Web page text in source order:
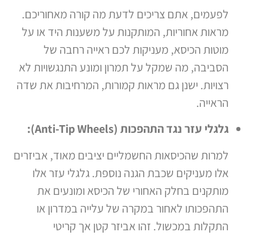
לפעמים, אתם צריכים לדעת מה קורה מאחוריכם.
מראות אחוריות, המותקנות על משענות היד או על
מוטות הכיסא, מעניקות לכם ראייה רחבה של
הסביבה, מה שמקל על תמרון ומונע התנגשויות לא
רצויות. ישנן גם מראות קמורות, המרחיבות את שדה
הראייה.
גלגלי עזר נגד התהפכות (Anti-Tip Wheels):
למרות שהכיסאות החשמליים יציבים מאוד, אביזרים
אלו מעניקים שכבת הגנה נוספת. גלגלי עזר אלו
מותקנים בחלק האחורי של הכיסא ומונעים את
התהפכותו לאחור במקרה של עלייה במדרון או
התקלות במכשול. זהו אביזר קטן אך קריטי